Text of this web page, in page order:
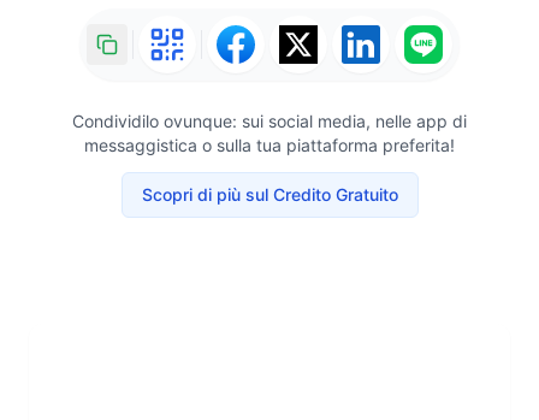
Condividilo ovunque: sui social media, nelle app di
messaggistica o sulla tua piattaforma preferita!
Scopri di più sul Credito Gratuito